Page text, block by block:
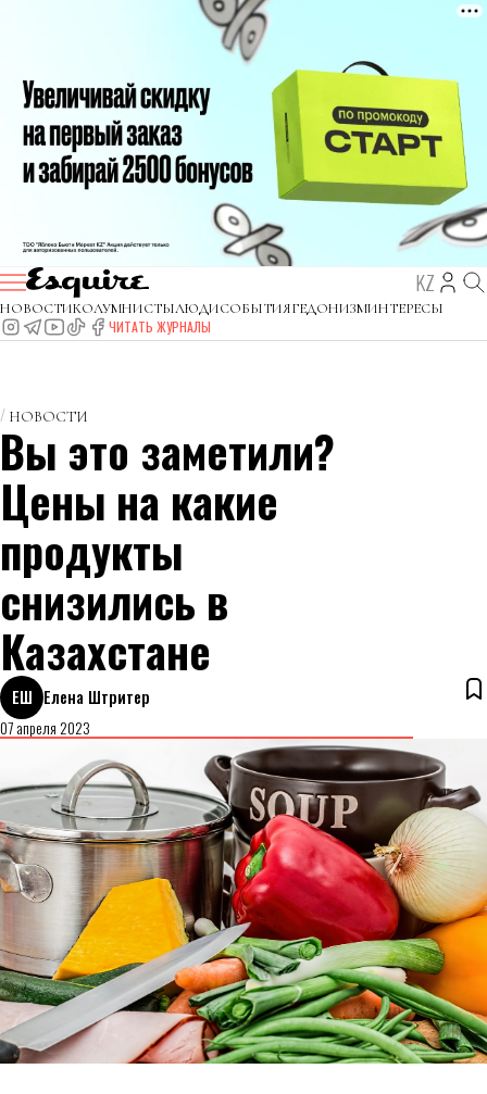
KZ
НОВОСТИКОЛУМНИСТЫЛЮДИСОБЫТИЯГЕДОНИЗМИНТЕРЕСЫ
ЧИТАТЬ ЖУРНАЛЫ
НОВОСТИ
Вы это заметили?
Цены на какие
продукты
снизились в
Казахстане
ЕШ Елена Штритер
07 апреля 2023